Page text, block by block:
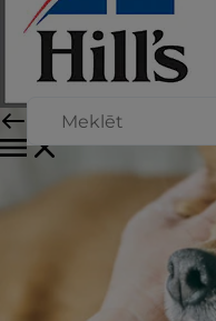
Saņemiet jaunākos
padomus un